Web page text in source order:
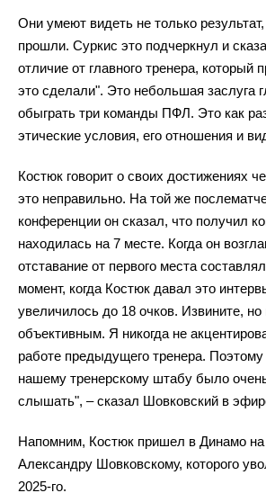
Они умеют видеть не только
прошли. Суркис это подчеркнул и
отличие от главного тренера, который
это сделали". Это небольшая заслуга
обыграть три команды ПФЛ. Это как
этические условия, его отношения и
Костюк говорит о своих достижениях
это неправильно. На той же
конференции он сказал, что получил
находилась на 7 месте. Когда он
отставание от первого места
момент, когда Костюк давал это
увеличилось до 18 очков. Извините,
объективным. Я никогда не
работе предыдущего тренера.
нашему тренерскому штабу было
слышать", – сказал Шовковский в
Напомним, Костюк пришел в Динамо на
Александру Шовковскому, которого
2025-го.